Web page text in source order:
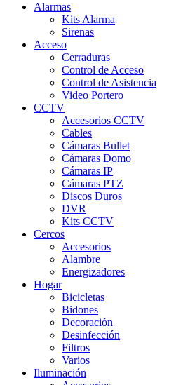
Alarmas
Kits Alarma
Sirenas
Acceso
Cerraduras
Control de Acceso
Control de Asistencia
Video Portero
CCTV
Accesorios CCTV
Cables
Cámaras Bullet
Cámaras Domo
Cámaras IP
Cámaras PTZ
Discos Duros
DVR
Kits CCTV
Cercos
Accesorios
Alambre
Energizadores
Hogar
Bicicletas
Bidones
Decoración
Desinfección
Filtros
Varios
Iluminación